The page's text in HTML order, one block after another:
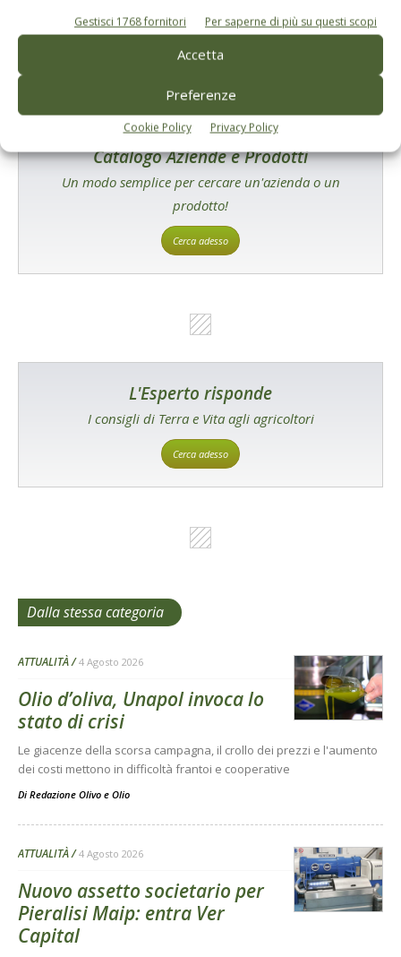
Gestisci 1768 fornitori Per saperne di più su questi scopi
Accetta
Preferenze
Cookie Policy Privacy Policy
Catalogo Aziende e Prodotti
Un modo semplice per cercare un'azienda o un
prodotto!
Cerca adesso
L'Esperto risponde
I consigli di Terra e Vita agli agricoltori
Cerca adesso
Dalla stessa categoria
ATTUALITÀ 4 Agosto 2026
Olio d’oliva, Unapol invoca lo
stato di crisi
Le giacenze della scorsa campagna, il crollo dei prezzi e l'aumento
dei costi mettono in difficoltà frantoi e cooperative
Di Redazione Olivo e Olio
ATTUALITÀ 4 Agosto 2026
Nuovo assetto societario per
Pieralisi Maip: entra Ver
Capital